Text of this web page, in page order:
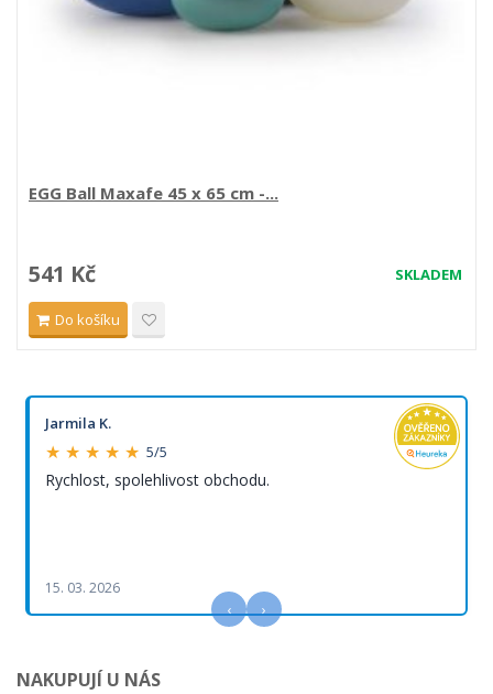
EGG Ball Maxafe 45 x 65 cm -...
SKLADEM
541 Kč
Do košíku
Jarmila K.
★ ★ ★ ★ ★ 5/5
Rychlost, spolehlivost obchodu.
15. 03. 2026
‹ ›
NAKUPUJÍ U NÁS